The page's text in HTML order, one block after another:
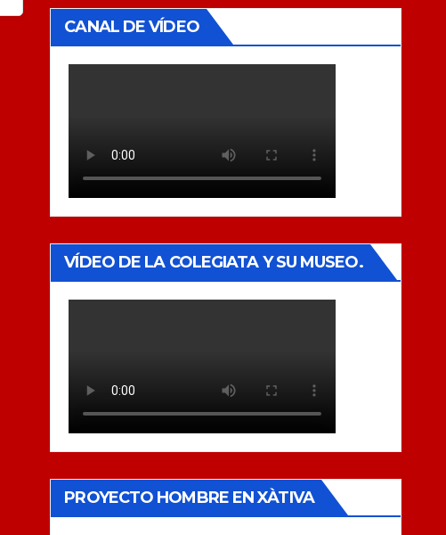
CANAL DE VÍDEO
VÍDEO DE LA COLEGIATA Y SU MUSEO.
PROYECTO HOMBRE EN XÀTIVA